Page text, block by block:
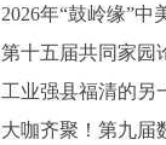
第十五届共同家园